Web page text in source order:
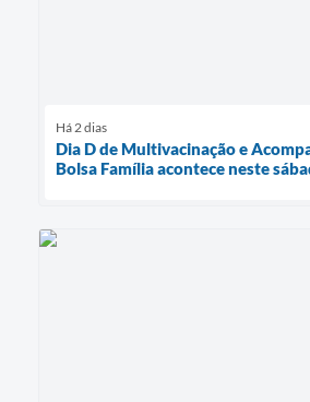
Há 2 dias
Dia D de Multivacinação e
Bolsa Família acontece neste